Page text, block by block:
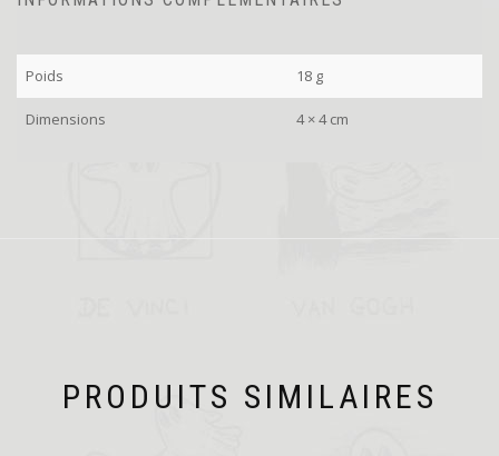
Poids 18 g
Dimensions 4 × 4 cm
PRODUITS SIMILAIRES